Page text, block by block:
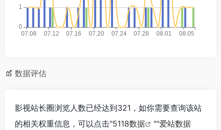
数据评估
影视站长圈浏览人数已经达到321，如你需要查询该站
的相关权重信息，可以点击"5118数据 ""爱站数据